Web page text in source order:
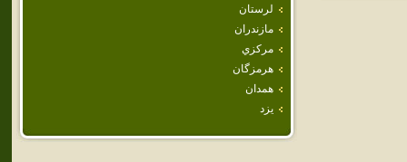
لرستان
مازندران
مركزي
هرمزگان
همدان
يزد